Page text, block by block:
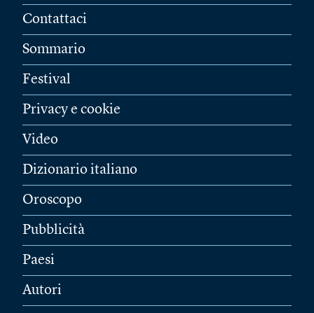
Contattaci
Sommario
Festival
Privacy e cookie
Video
Dizionario italiano
Oroscopo
Pubblicità
Paesi
Autori